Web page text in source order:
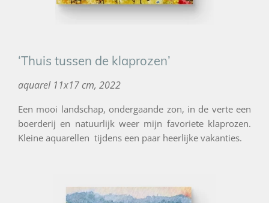
‘Thuis tussen de klaprozen’
aquarel 11x17 cm, 2022
Een mooi landschap, ondergaande zon, in de verte een
boerderij en natuurlijk weer mijn favoriete klaprozen.
Kleine aquarellen tijdens een paar heerlijke vakanties.